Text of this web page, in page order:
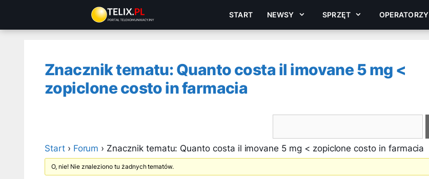
treści
START NEWSY SPRZĘT OPERATORZY
Znacznik tematu: Quanto costa il imovane 5 mg <
zopiclone costo in farmacia
Start › Forum › Znacznik tematu: Quanto costa il imovane 5 mg < zopiclone costo in farmacia
O, nie! Nie znaleziono tu żadnych tematów.